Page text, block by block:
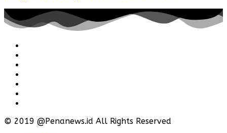
© 2019 @Penanews.id All Rights Reserved